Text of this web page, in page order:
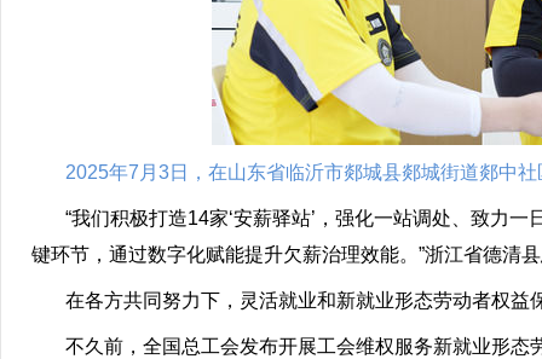
2025年7月3日，在山东省临沂市郯城县郯城街道郯中
“我们积极打造14家‘安薪驿站’，强化一站调处、致力一
键环节，通过数字化赋能提升欠薪治理效能。”浙江省德清
在各方共同努力下，灵活就业和新就业形态劳动者权益
不久前，全国总工会发布开展工会维权服务新就业形态